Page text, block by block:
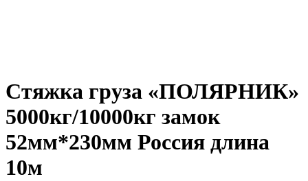
Стяжка груза «ПОЛЯРНИК»
5000кг/10000кг замок
52мм*230мм Россия длина
10м